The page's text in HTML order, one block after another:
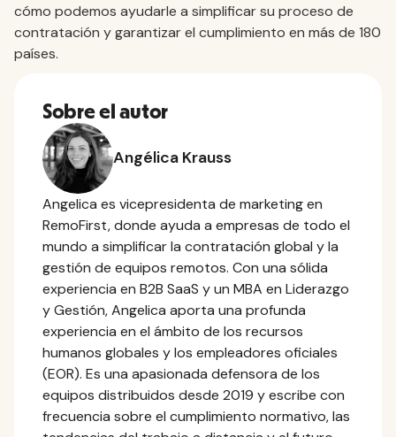
cómo podemos ayudarle a simplificar su proceso de
contratación y garantizar el cumplimiento en más de 180
países.
Sobre el autor
Angélica Krauss
Angelica es vicepresidenta de marketing en
RemoFirst, donde ayuda a empresas de todo el
mundo a simplificar la contratación global y la
gestión de equipos remotos. Con una sólida
experiencia en B2B SaaS y un MBA en Liderazgo
y Gestión, Angelica aporta una profunda
experiencia en el ámbito de los recursos
humanos globales y los empleadores oficiales
(EOR). Es una apasionada defensora de los
equipos distribuidos desde 2019 y escribe con
frecuencia sobre el cumplimiento normativo, las